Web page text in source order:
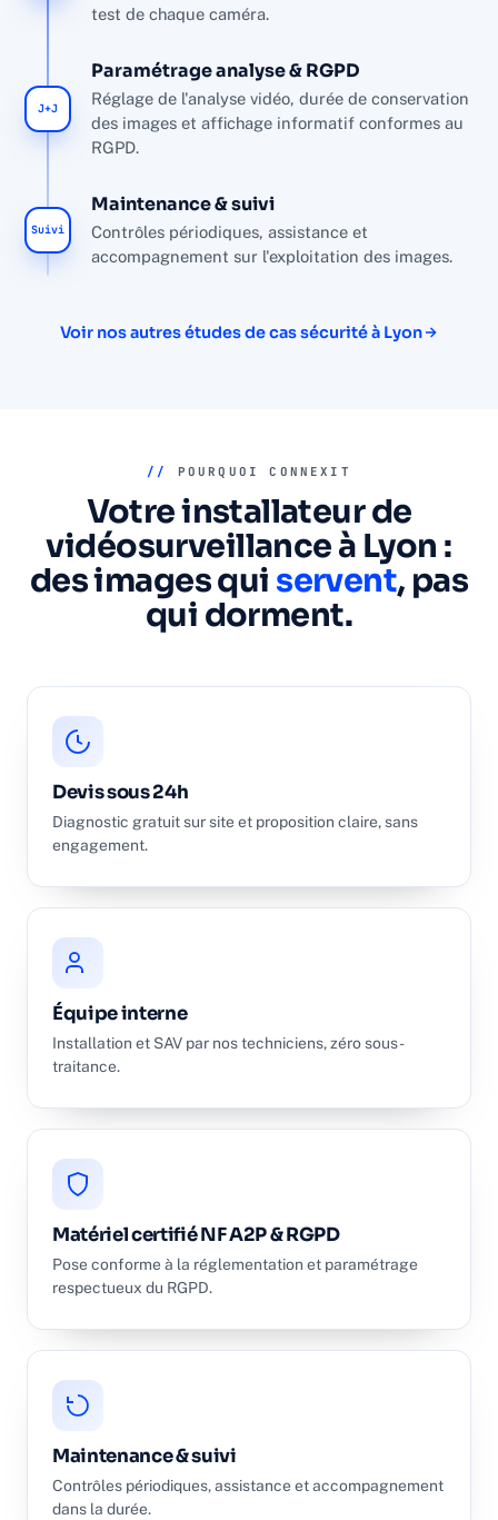
test de chaque caméra.
J+J
Paramétrage analyse & RGPD
Réglage de l'analyse vidéo, durée de conservation
des images et affichage informatif conformes au
RGPD.
Suivi
Maintenance & suivi
Contrôles périodiques, assistance et
accompagnement sur l'exploitation des images.
Voir nos autres études de cas sécurité à Lyon
// POURQUOI CONNEXIT
Votre installateur de
vidéosurveillance à Lyon :
des images quiservent, pas
qui dorment.
Devis sous 24h
Diagnostic gratuit sur site et proposition claire, sans
engagement.
Équipe interne
Installation et SAV par nos techniciens, zéro sous-
traitance.
Matériel certifié NF A2P & RGPD
Pose conforme à la réglementation et paramétrage
respectueux du RGPD.
Maintenance & suivi
Contrôles périodiques, assistance et accompagnement
dans la durée.